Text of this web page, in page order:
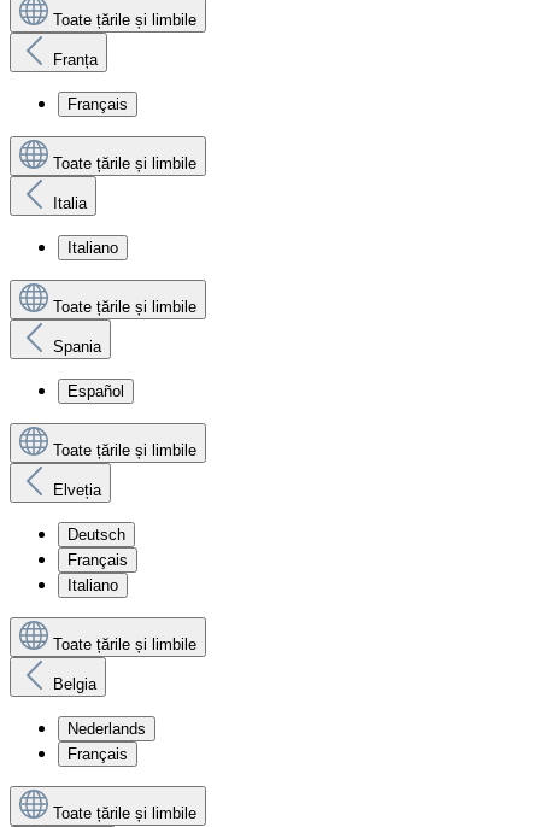
Toate țările și limbile
Franța
Français
Toate țările și limbile
Italia
Italiano
Toate țările și limbile
Spania
Español
Toate țările și limbile
Elveția
Deutsch
Français
Italiano
Toate țările și limbile
Belgia
Nederlands
Français
Toate țările și limbile